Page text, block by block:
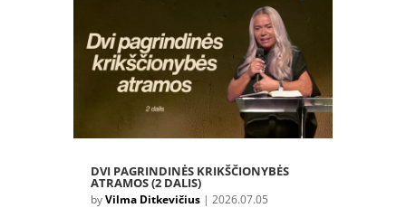
DVI PAGRINDINĖS KRIKŠČIONYBĖS
ATRAMOS (2 DALIS)
byVilma Ditkevičius| 2026.07.05